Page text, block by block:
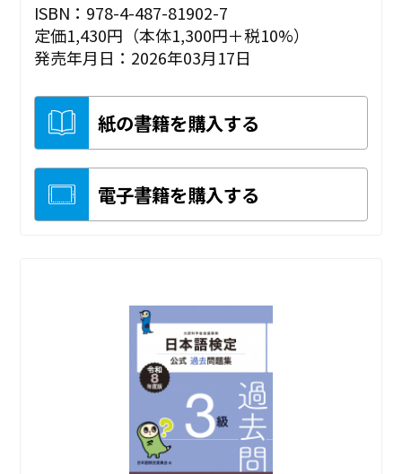
ISBN：978-4-487-81902-7
定価1,430円（本体1,300円＋税10%）
発売年月日：2026年03月17日
紙の書籍を購入する
電子書籍を購入する